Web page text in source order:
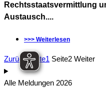
Rechtsstaatsvermittlung
Austausch....
>>> Weiterlesen
Zurück Seite1 Seite2 Weiter
Alle Meldungen 2026